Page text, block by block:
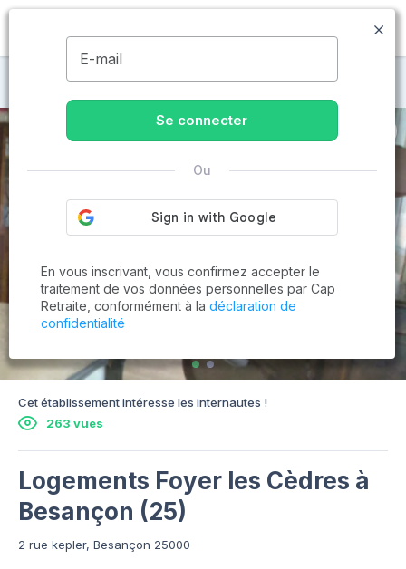
MENU
Maisons de retraite à Besançon
Cet établissement intéresse les internautes !
263 vues
Logements Foyer les Cèdres à
Besançon (25)
2 rue kepler, Besançon 25000
E-mail
Se connecter
Ou
En vous inscrivant, vous confirmez accepter le
traitement de vos données personnelles par Cap
Retraite, conformément à la déclaration de
confidentialité